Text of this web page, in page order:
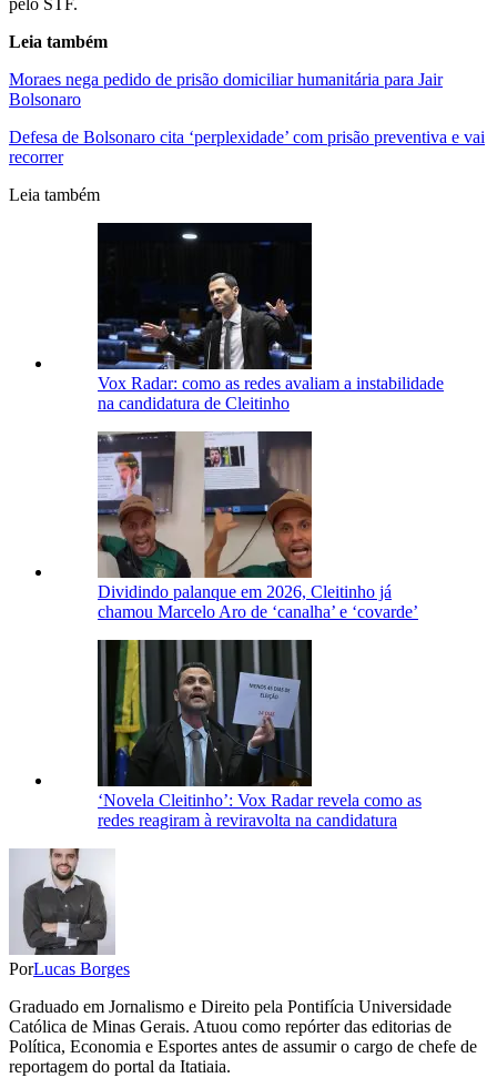
pelo STF.
Leia também
Moraes nega pedido de prisão domiciliar humanitária para Jair
Bolsonaro
Defesa de Bolsonaro cita ‘perplexidade’ com prisão preventiva e vai
recorrer
Leia também
Vox Radar: como as redes avaliam a instabilidade
na candidatura de Cleitinho
Dividindo palanque em 2026, Cleitinho já
chamou Marcelo Aro de ‘canalha’ e ‘covarde’
‘Novela Cleitinho’: Vox Radar revela como as
redes reagiram à reviravolta na candidatura
PorLucas Borges
Graduado em Jornalismo e Direito pela Pontifícia Universidade
Católica de Minas Gerais. Atuou como repórter das editorias de
Política, Economia e Esportes antes de assumir o cargo de chefe de
reportagem do portal da Itatiaia.